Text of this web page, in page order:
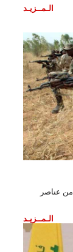
الـمــزيـد
من عناصر
الـمــزيـد